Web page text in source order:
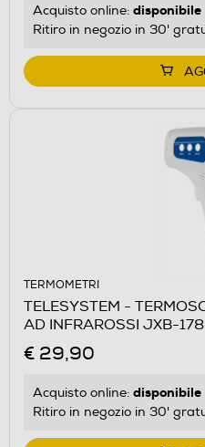
Acquisto online: disponibile
Ritiro in negozio in 30'
TERMOMETRI
TELESYSTEM -
AD INFRAROSSI JXB-
€ 29,90
Acquisto online: disponibile
Ritiro in negozio in 30'